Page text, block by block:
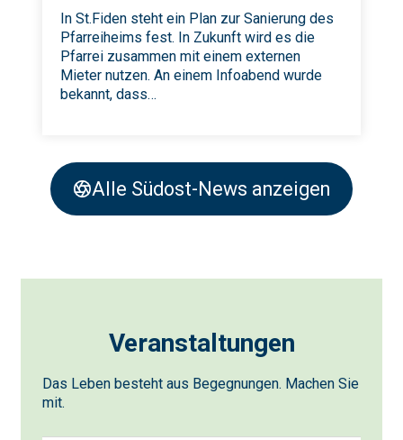
In St.Fiden steht ein Plan zur Sanierung des
Pfarreiheims fest. In Zukunft wird es die
Pfarrei zusammen mit einem externen
Mieter nutzen. An einem Infoabend wurde
bekannt, dass…
Alle Südost-News anzeigen
Veranstaltungen
Das Leben besteht aus Begegnungen. Machen Sie
mit.